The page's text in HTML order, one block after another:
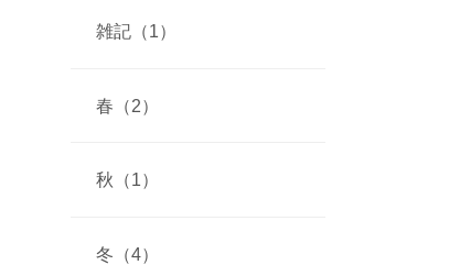
雑記（1）
春（2）
秋（1）
冬（4）